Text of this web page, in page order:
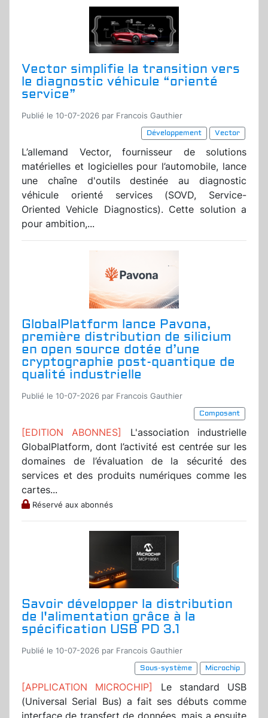
Vector simplifie la transition vers
le diagnostic véhicule “orienté
service”
Publié le 10-07-2026 par Francois Gauthier
Développement
Vector
L’allemand Vector, fournisseur de solutions
matérielles et logicielles pour l’automobile, lance
une chaîne d'outils destinée au diagnostic
véhicule orienté services (SOVD, Service-
Oriented Vehicle Diagnostics). Cette solution a
pour ambition,...
GlobalPlatform lance Pavona,
première distribution de silicium
en open source dotée d’une
cryptographie post-quantique de
qualité industrielle
Publié le 10-07-2026 par Francois Gauthier
Composant
[EDITION ABONNES]
L'association industrielle
GlobalPlatform, dont l’activité est centrée sur les
domaines de l’évaluation de la sécurité des
services et des produits numériques comme les
cartes...
Réservé aux abonnés
Savoir développer la distribution
de l'alimentation grâce à la
spécification USB PD 3.1
Publié le 10-07-2026 par Francois Gauthier
Sous-système
Microchip
[APPLICATION MICROCHIP] Le standard USB
(Universal Serial Bus) a fait ses débuts comme